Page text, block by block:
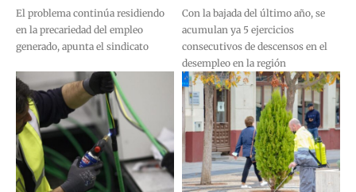
El problema continúa residiendo
en la precariedad del empleo
generado, apunta el sindicato
Con la bajada del último año, se
acumulan ya 5 ejercicios
consecutivos de descensos en el
desempleo en la región